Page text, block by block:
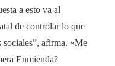
a esto va al
de controlar lo que
sociales”, afirma. «Me
Enmienda?